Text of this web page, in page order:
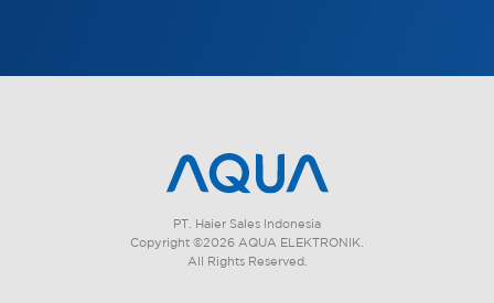
PT. Haier Sales Indonesia
Copyright ©2026 AQUA ELEKTRONIK.
All Rights Reserved.